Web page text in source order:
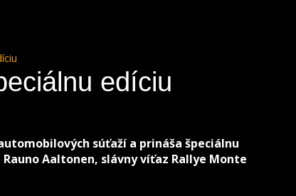
edíciu
súťaží a prináša špeciálnu
Aaltonen, slávny víťaz Rallye Monte